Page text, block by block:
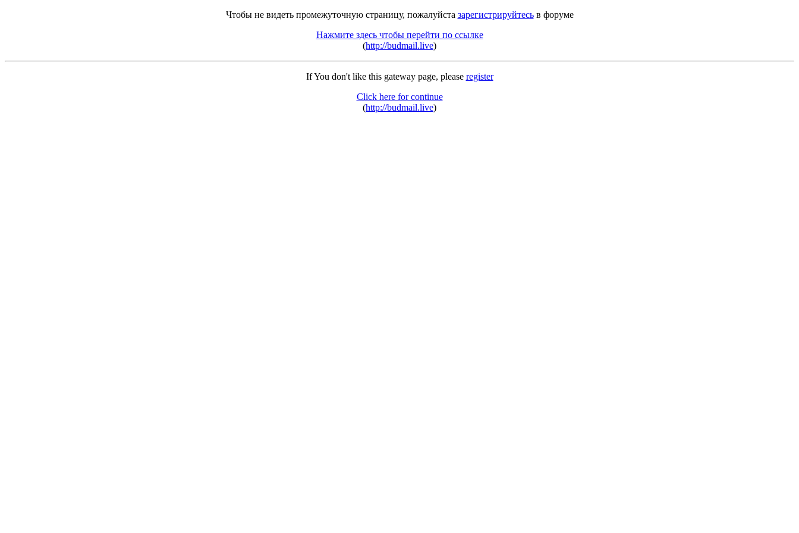
Чтобы не видеть промежуточную страницу, пожалуйста зарегистрируйтесьв форуме
Нажмите здесь чтобы перейти по ссылке
(http://budmail.live)
If You don't like this gateway page, please register
Click here for continue
(http://budmail.live)